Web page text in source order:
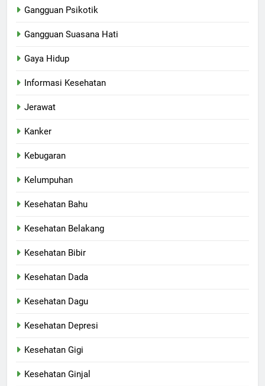
Gangguan Psikotik
Gangguan Suasana Hati
Gaya Hidup
Informasi Kesehatan
Jerawat
Kanker
Kebugaran
Kelumpuhan
Kesehatan Bahu
Kesehatan Belakang
Kesehatan Bibir
Kesehatan Dada
Kesehatan Dagu
Kesehatan Depresi
Kesehatan Gigi
Kesehatan Ginjal